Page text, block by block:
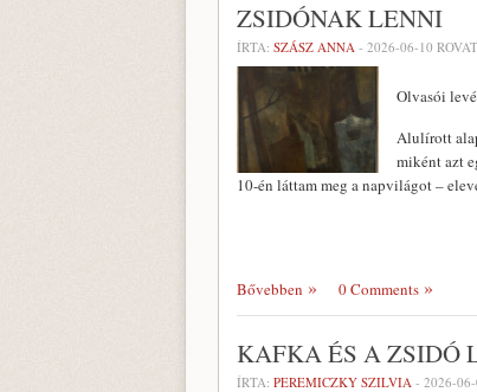
ZSIDÓNAK LENNI
ÍRTA: SZÁSZ ANNA - 2026-06-10
Olvasói
Alulírott
miként azt
10-én láttam meg a napvilágot –
Bővebben 0 Comments
KAFKA ÉS A ZSIDÓ
ÍRTA: PEREMICZKY SZILVIA - 2026-